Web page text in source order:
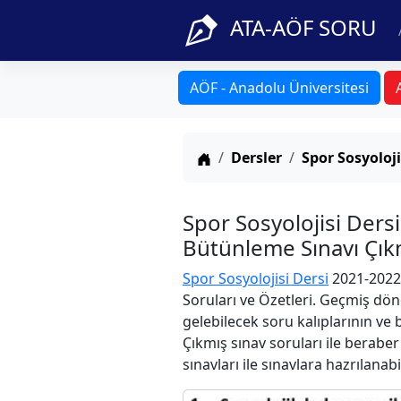
ATA-AÖF SORU
AÖF - Anadolu Üniversitesi
Anasayfa
Dersler Spor
Spor Sosyolojisi
Bütünleme Sınavı
Spor Sosyolojisi Dersi 2021-
Soruları ve Özetleri. Geçmiş
gelebilecek soru kalıplarının
Çıkmış sınav soruları ile
sınavları ile sınavlara